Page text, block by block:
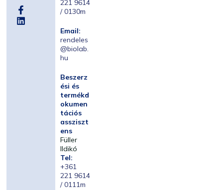
221 9614
/ 0130m
Email:
rendeles
@biolab.
hu
Beszerz
ési és
termékd
okumen
tációs
assziszt
ens
Füller
Ildikó
Tel:
+361
221 9614
/ 0111m